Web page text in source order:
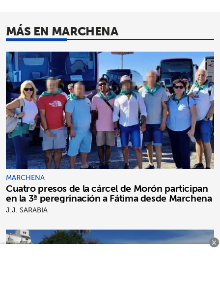
MÁS EN MARCHENA
MARCHENA
Cuatro presos de la cárcel de Morón participan
en la 3ª peregrinación a Fátima desde Marchena
J.J. SARABIA
×